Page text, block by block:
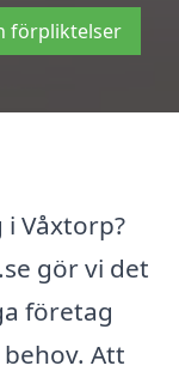
förpliktelser
Våxtorp?
gör vi det
företag
Att